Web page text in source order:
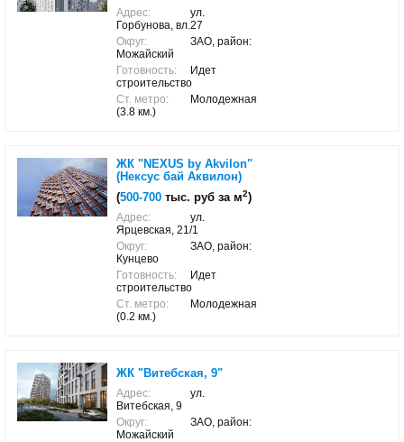
Адрес:
ул.
Горбунова, вл.27
Округ:
ЗАО, район:
Можайский
Готовность:
Идет
строительство
Ст. метро:
Молодежная
(3.8 км.)
ЖК "NEXUS by Akvilon"
(Нексус бай Аквилон)
(500-700 тыс. руб за м2)
Адрес:
ул.
Ярцевская, 21/1
Округ:
ЗАО, район:
Кунцево
Готовность:
Идет
строительство
Ст. метро:
Молодежная
(0.2 км.)
ЖК "Витебская, 9"
Адрес:
ул.
Витебская, 9
Округ:
ЗАО, район:
Можайский